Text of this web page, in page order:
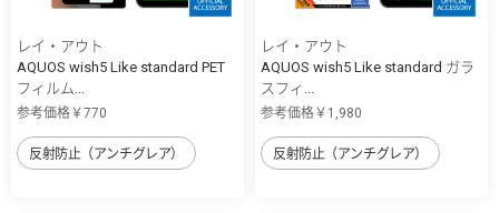
レイ・アウト
AQUOS wish5 Like standard PET
フィルム...
参考価格￥770
反射防止（アンチグレア）
レイ・アウト
AQUOS wish5 Like standard ガラ
スフィ...
参考価格￥1,980
反射防止（アンチグレア）